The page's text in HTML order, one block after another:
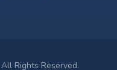
Rights Reserved.